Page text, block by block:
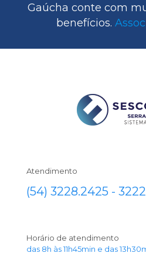
Gaúcha conte com
benefícios.
Atendimento
(54) 3228.2425 -
Horário de atendimento
das 8h às 11h45min e das